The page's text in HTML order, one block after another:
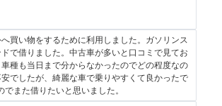
買い物をするために利用しました。ガソリンス
ドで借りました。中古車が多いと口コミで見てお
車種も当日まで分からなかったのでどの程度なの
でしたが、綺麗な車で乗りやすくて良かったで
でまた借りたいと思いました。